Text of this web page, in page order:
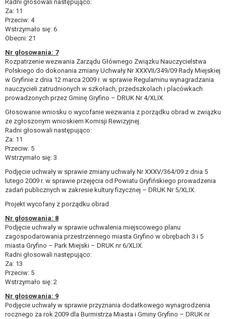
Radni głosowali następująco:
Za: 11
Przeciw: 4
Wstrzymało się: 6
Obecni: 21
Nr głosowania: 7
Rozpatrzenie wezwania Zarządu Głównego Związku Nauczycielstwa
Polskiego do dokonania zmiany Uchwały Nr XXXVII/349/09 Rady Miejskiej
w Gryfinie z dnia 12 marca 2009 r. w sprawie Regulaminu wynagradzania
nauczycieli zatrudnionych w szkołach, przedszkolach i placówkach
prowadzonych przez Gminę Gryfino – DRUK Nr 4/XLIX.
Głosowanie wniosku o wycofanie wezwania z porządku obrad w związku
ze zgłoszonym wnioskiem Komisji Rewizyjnej.
Radni głosowali następująco:
Za: 11
Przeciw: 5
Wstrzymało się: 3
Podjęcie uchwały w sprawie zmiany uchwały Nr XXXV/364/09 z dnia 5
lutego 2009 r. w sprawie przejęcia od Powiatu Gryfińskiego prowadzenia
zadań publicznych w zakresie kultury fizycznej – DRUK Nr 5/XLIX.
Projekt wycofany z porządku obrad.
Nr głosowania: 8
Podjęcie uchwały w sprawie uchwalenia miejscowego planu
zagospodarowania przestrzennego miasta Gryfino w obrębach 3 i 5
miasta Gryfino – Park Miejski – DRUK nr 6/XLIX.
Radni głosowali następująco:
Za: 13
Przeciw: 5
Wstrzymało się: 2
Nr głosowania: 9
Podjęcie uchwały w sprawie przyznania dodatkowego wynagrodzenia
rocznego za rok 2009 dla Burmistrza Miasta i Gminy Gryfino – DRUK nr